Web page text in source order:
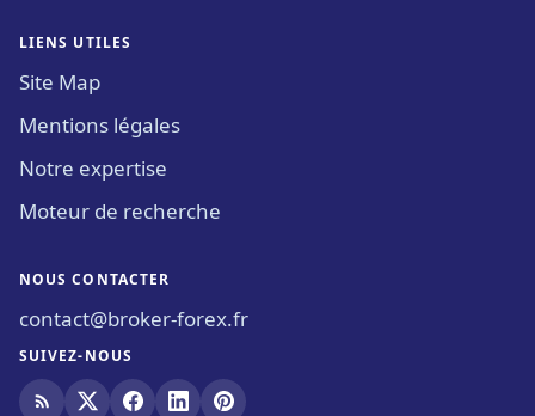
LIENS UTILES
Site Map
Mentions légales
Notre expertise
Moteur de recherche
NOUS CONTACTER
contact@broker-forex.fr
SUIVEZ-NOUS